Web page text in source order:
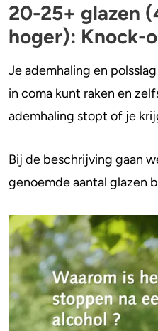
20-25+ glazen
hoger): Knock-
Je ademhaling en
in coma kunt raken en
ademhaling stopt of je
Bij de beschrijving gaan
genoemde aantal glazen